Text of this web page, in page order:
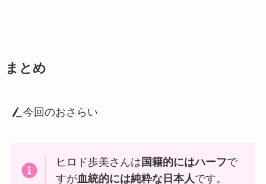
まとめ
今回のおさらい
ヒロド歩美さんは 国籍的にはハーフで
すが血統的には純粋な日本人 です。